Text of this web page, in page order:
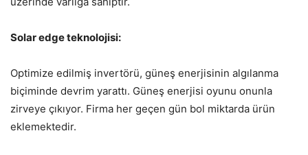
Solar edge teknolojisi:
Optimize edilmiş invertörü, güneş enerjisinin algılanma
biçiminde devrim yarattı. Güneş enerjisi oyunu onunla
zirveye çıkıyor. Firma her geçen gün bol miktarda ürün
eklemektedir.